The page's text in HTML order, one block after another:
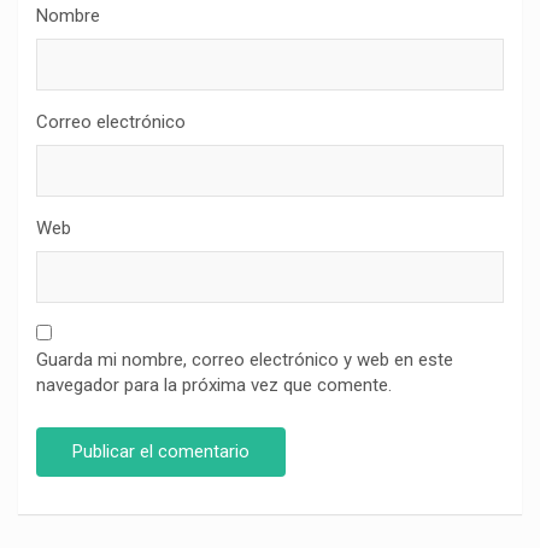
Nombre
Correo electrónico
Web
Guarda mi nombre, correo electrónico y web en este
navegador para la próxima vez que comente.